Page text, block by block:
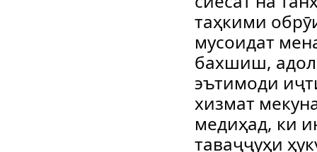
таҳкими
мусоидат
бахшиш,
эътимоди
хизмат
медиҳад, ки
таваҷҷуҳи